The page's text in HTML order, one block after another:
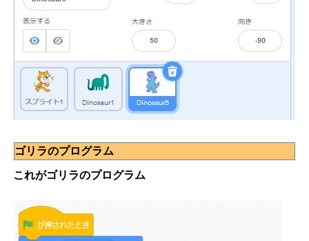
ゴリラのプログラム
これがゴリラのプログラム